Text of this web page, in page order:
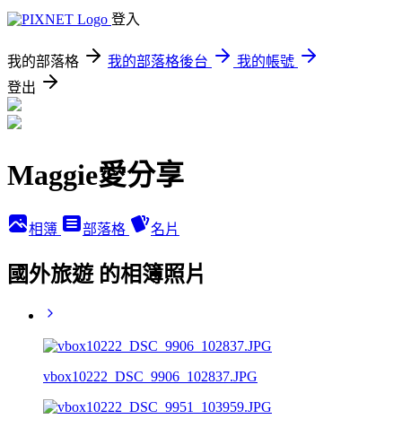
登入
我的部落格 我的部落格後台
我的帳號
登出
Maggie愛分享
相簿 部落格 名片
國外旅遊 的相簿照片
vbox10222_DSC_9906_102837.JPG